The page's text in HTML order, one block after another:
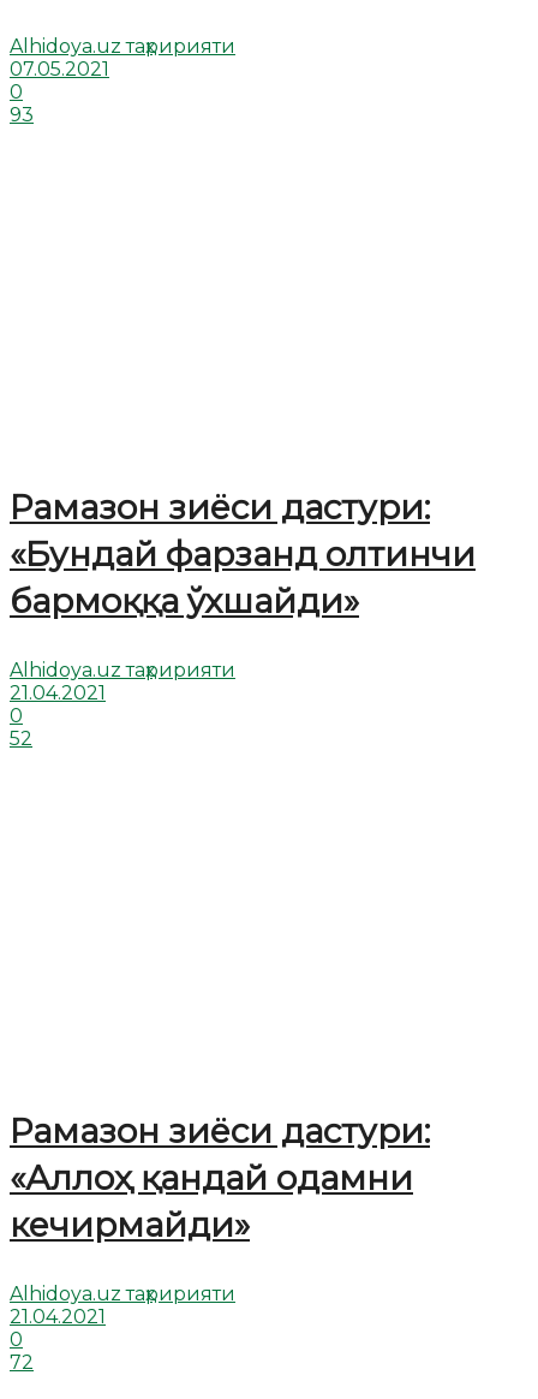
Alhidoya.uz таҳририяти
07.05.2021
0
93
Рамазон зиёси дастури:
«Бундай фарзанд олтинчи
бармоққа ўхшайди»
Alhidoya.uz таҳририяти
21.04.2021
0
52
Рамазон зиёси дастури:
«Аллоҳ қандай одамни
кечирмайди»
Alhidoya.uz таҳририяти
21.04.2021
0
72